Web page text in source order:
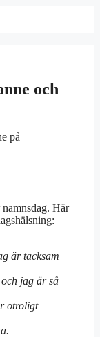
och
på
Här
är tacksam
jag är så
otroligt